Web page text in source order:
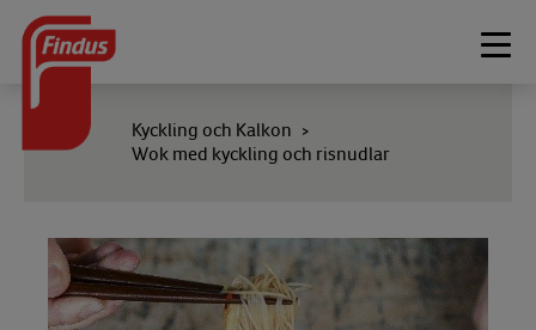
Kyckling och Kalkon >
Wok med kyckling och risnudlar